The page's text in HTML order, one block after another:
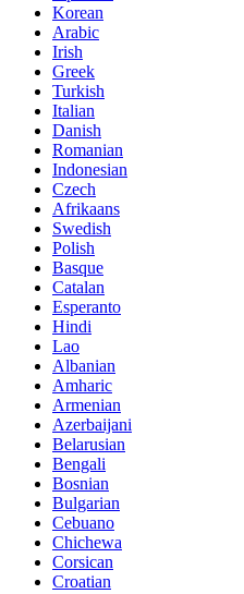
Korean
Arabic
Irish
Greek
Turkish
Italian
Danish
Romanian
Indonesian
Czech
Afrikaans
Swedish
Polish
Basque
Catalan
Esperanto
Hindi
Lao
Albanian
Amharic
Armenian
Azerbaijani
Belarusian
Bengali
Bosnian
Bulgarian
Cebuano
Chichewa
Corsican
Croatian